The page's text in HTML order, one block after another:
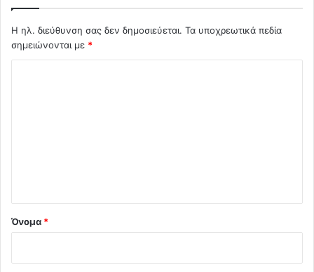
Η ηλ. διεύθυνση σας δεν δημοσιεύεται. Τα υποχρεωτικά πεδία
σημειώνονται με *
Όνομα *